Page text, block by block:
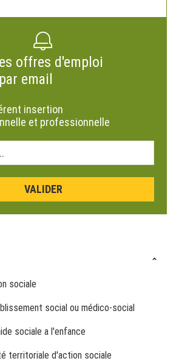
offres d'emploi
email
insertion
et professionnelle
sociale
social ou médico-social
sociale a l'enfance
territoriale d'action sociale